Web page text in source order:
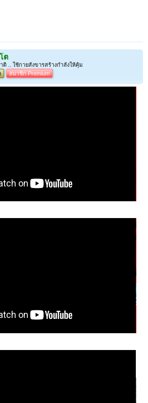
ต
.. ใช้กายสังขารสร้างกำลังให้คุ้ม
สมาชิก Premium